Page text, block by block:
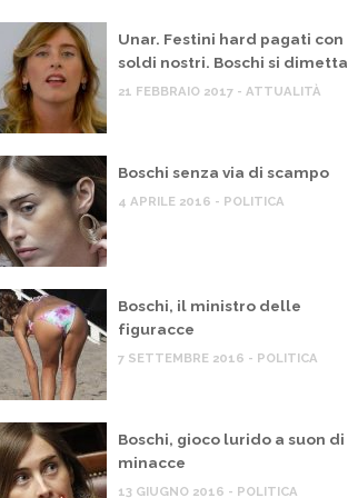
MIO BLOG
Unar. Festini hard pagati con
soldi nostri. Boschi si dimetta
21 FEBBRAIO 2017 - ATTUALITÀ
Boschi senza via di scampo
4 APRILE 2016 - POLITICA
Boschi, il ministro delle
figuracce
7 SETTEMBRE 2016 - POLITICA
Boschi, gioco lurido a suon di
minacce
13 GIUGNO 2016 - POLITICA